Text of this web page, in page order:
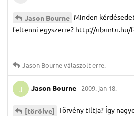
Jason Bourne Minden
feltenni egyszerre? http://ubuntu.hu/
Jason Bourneválaszolt erre.
J Jason Bourne 2009. jan 18.
[törölve] Törvény tiltja? Így